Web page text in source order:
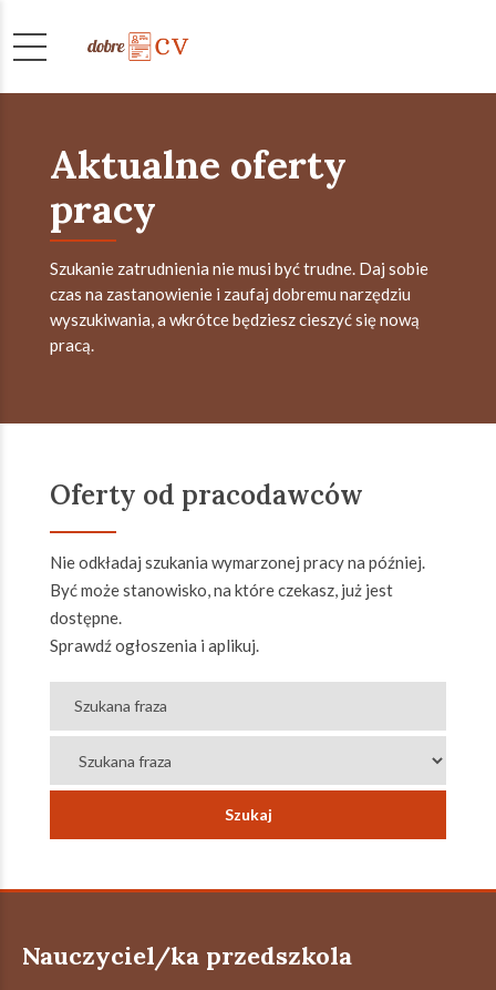
Aktualne oferty
pracy
Szukanie zatrudnienia nie musi być trudne. Daj sobie
czas na zastanowienie i zaufaj dobremu narzędziu
wyszukiwania, a wkrótce będziesz cieszyć się nową
pracą.
Oferty od pracodawców
Nie odkładaj szukania wymarzonej pracy na później.
Być może stanowisko, na które czekasz, już jest
dostępne.
Sprawdź ogłoszenia i aplikuj.
Nauczyciel/ka przedszkola